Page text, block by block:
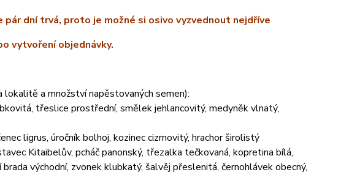
pár dní trvá, proto je možné si osivo vyzvednout nejdříve
vytvoření objednávky.
a množství napěstovaných semen):
třeslice prostřední, smělek jehlancovitý, medyněk vlnatý,
ligrus, úročník bolhoj, kozinec cizrnovitý, hrachor širolistý
Kitaibelův, pcháč panonský, třezalka tečkovaná, kopretina bílá,
východní, zvonek klubkatý, šalvěj přeslenitá, černohlávek obecný,